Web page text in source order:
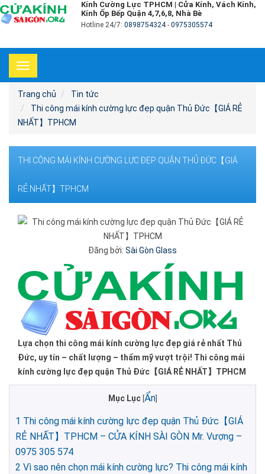
Kính Cường Lực TPHCM | Cửa Kính, Vách Kính,
Kính Ốp Bếp Quận 4,7,6,8, Nhà Bè
Hotline 24/7: 0898754324- 0975305574
Toggle
navigation
Trang chủ
Tin tức
Thi công mái kính cường lực đẹp quận Thủ Đức【GIÁ RẺ
NHẤT】TPHCM
THI CÔNG MÁI KÍNH CƯỜNG LỰC ĐẸP QUẬN THỦ ĐỨC【GIÁ
RẺ NHẤT】TPHCM
Đăng bởi: Sài Gòn Glass
Lựa chọn thi công mái kính cường lực đẹp giá rẻ nhất Thủ
Đức, uy tín – chất lượng – thẩm mỹ vượt trội! Thi công mái
kính cường lực đẹp quận Thủ Đức【GIÁ RẺ NHẤT】TPHCM
Mục Lục Ẩn]
1 Thi công mái kính cường lực đẹp quận Thủ Đức【GIÁ
RẺ NHẤT】TPHCM – CỬA KÍNH SÀI GÒN Mr. Vượng –
0975 305 574
2 Vì sao nên chọn mái kính cường lực? Thi công mái kính